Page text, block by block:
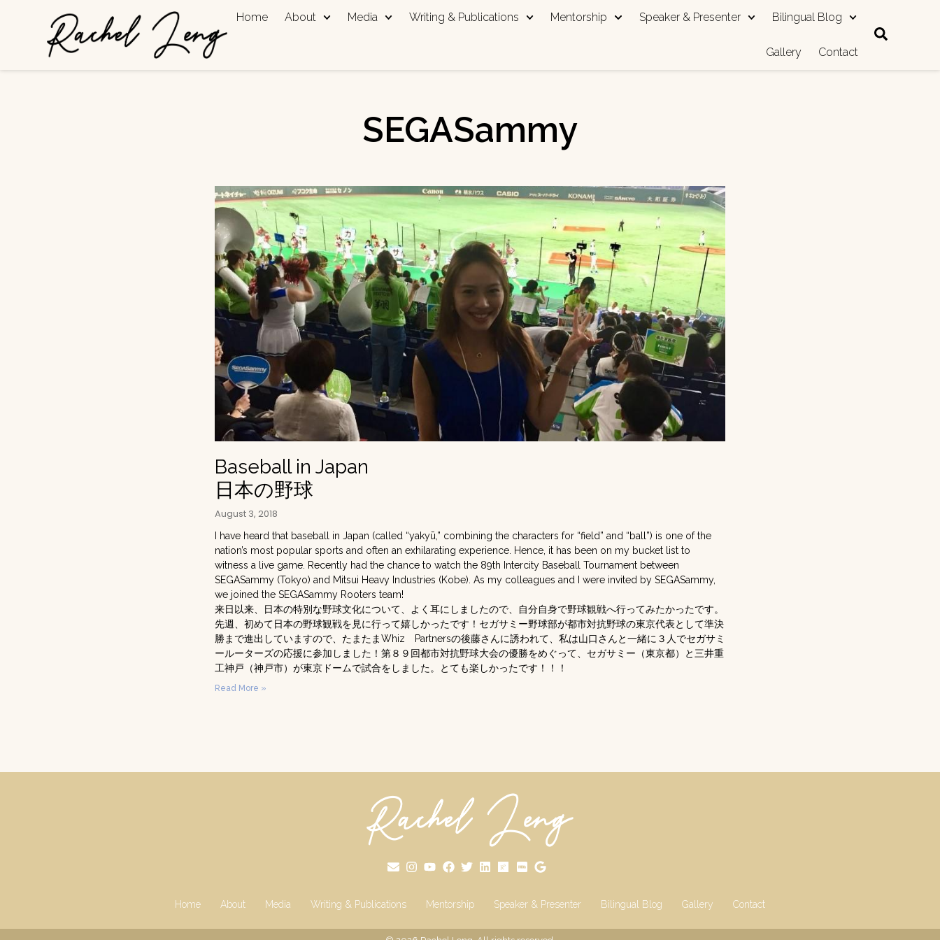
Home About Media Writing & Publications Mentorship Speaker & Presenter Bilingual Blog
Gallery Contact
SEGASammy
Baseball in Japan
日本の野球
August 3, 2018
I have heard that baseball in Japan (called “yakyū,” combining the characters for “field” and “ball”) is one of the
nation’s most popular sports and often an exhilarating experience. Hence, it has been on my bucket list to
witness a live game. Recently had the chance to watch the 89th Intercity Baseball Tournament between
SEGASammy (Tokyo) and Mitsui Heavy Industries (Kobe). As my colleagues and I were invited by SEGASammy,
we joined the SEGASammy Rooters team!
来日以来、日本の特別な野球文化について、よく耳にしましたので、自分自身で野球観戦へ行ってみたかったです。
先週、初めて日本の野球観戦を見に行って嬉しかったです！セガサミー野球部が都市対抗野球の東京代表として準決
勝まで進出していますので、たまたまWhiz Partnersの後藤さんに誘われて、私は山口さんと一緒に３人でセガサミ
ールーターズの応援に参加しました！第８９回都市対抗野球大会の優勝をめぐって、セガサミー（東京都）と三井重
工神戸（神戸市）が東京ドームで試合をしました。とても楽しかったです！！！
Read More »
Home About Media Writing & Publications Mentorship Speaker & Presenter Bilingual Blog Gallery Contact